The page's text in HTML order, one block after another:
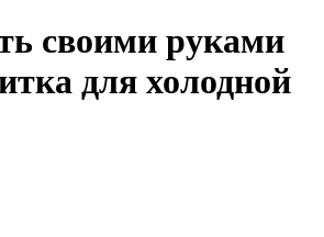
своими руками
для холодной